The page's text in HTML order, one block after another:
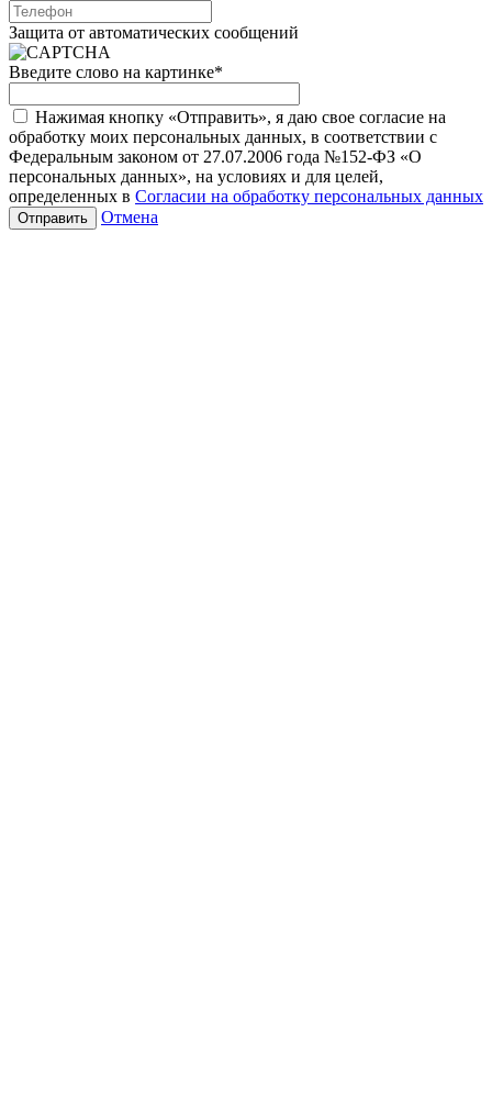
Защита от автоматических сообщений
Введите слово на картинке*
Нажимая кнопку «Отправить», я даю свое согласие на
обработку моих персональных данных, в соответствии с
Федеральным законом от 27.07.2006 года №152-ФЗ «О
персональных данных», на условиях и для целей,
определенных в Согласии на обработку персональных данных
Отмена